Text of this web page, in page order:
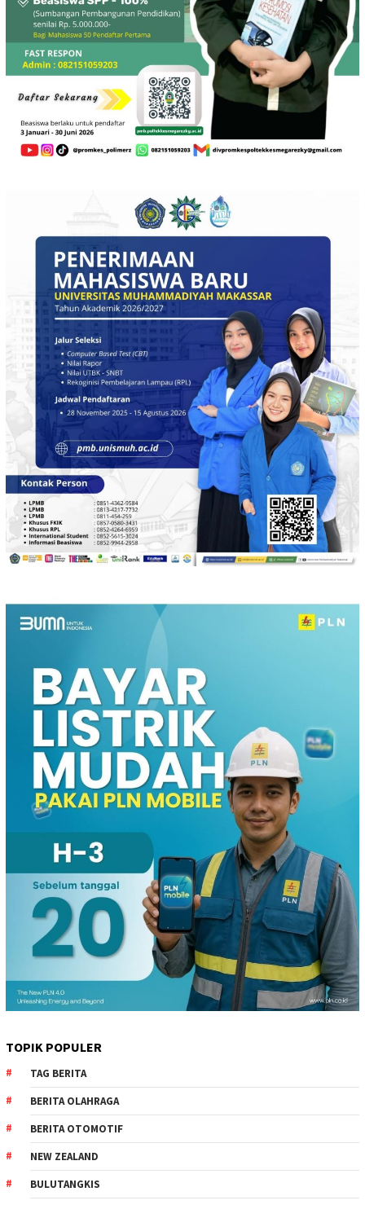
TOPIK POPULER
TAG BERITA
BERITA OLAHRAGA
BERITA OTOMOTIF
NEW ZEALAND
BULUTANGKIS